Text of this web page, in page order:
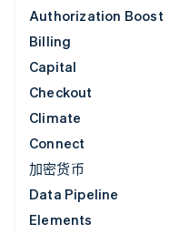
Authorization Boost
Billing
Capital
Checkout
Climate
Connect
加密货币
Data Pipeline
Elements